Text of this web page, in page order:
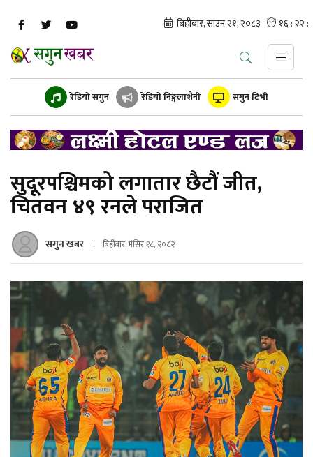
रेडियो सगुन रेडियो निङ्गलाशैनी सगुन टिभी
सुदूरपश्चिमको लगातार छैटौं जीत,
चितवन ४९ रनले पराजित
सगुन खबर बिहीबार, मंसिर १८, २०८२